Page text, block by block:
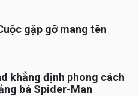
gặp gỡ mang tên
khẳng định phong cách
bá Spider-Man